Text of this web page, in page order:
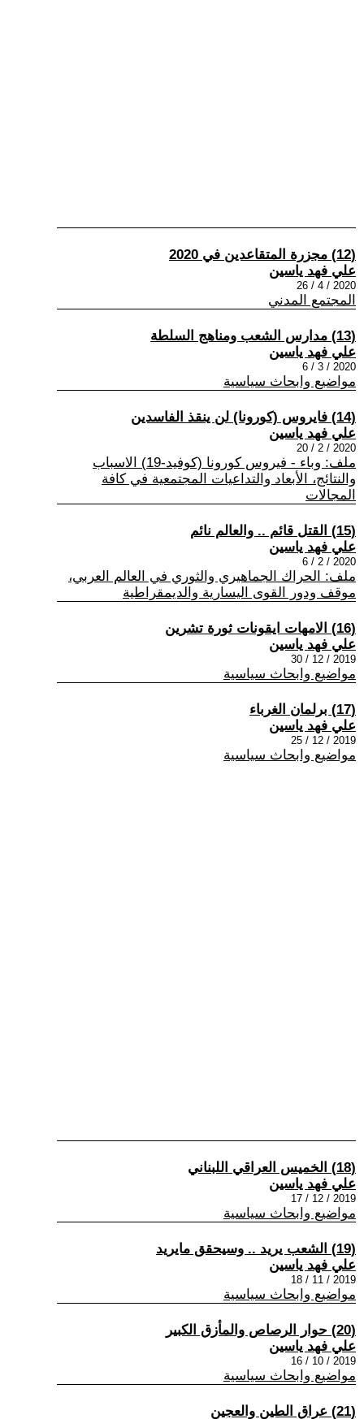
(12) مجزرة المتقاعدين في 2020
علي فهد ياسين
2020 / 4 / 26
المجتمع المدني
(13) مدارس الشعب ومناهج السلطة
علي فهد ياسين
2020 / 3 / 6
مواضيع وابحاث سياسية
(14) فايروس (كورونا) لن ينقذ الفاسدين
علي فهد ياسين
2020 / 2 / 20
ملف: وباء - فيروس كورونا (كوفيد-19) الاسباب
والنتائج، الأبعاد والتداعيات المجتمعية في كافة
المجالات
(15) القتل قائم .. والعالم نائم
علي فهد ياسين
2020 / 2 / 6
ملف: الحراك الجماهيري والثوري في العالم العربي،
موقف ودور القوى اليسارية والديمقراطية
(16) الامهات ايقونات ثورة تشرين
علي فهد ياسين
2019 / 12 / 30
مواضيع وابحاث سياسية
(17) برلمان الغرباء
علي فهد ياسين
2019 / 12 / 25
مواضيع وابحاث سياسية
(18) الخميس العراقي اللبناني
علي فهد ياسين
2019 / 12 / 17
مواضيع وابحاث سياسية
(19) الشعب يريد .. وسيحقق مايريد
علي فهد ياسين
2019 / 11 / 18
مواضيع وابحاث سياسية
(20) حوار الرصاص والمأزق الكبير
علي فهد ياسين
2019 / 10 / 16
مواضيع وابحاث سياسية
(21) عراق الطين والعجين